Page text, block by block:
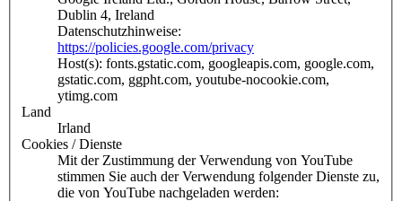
Dublin 4, Ireland
Datenschutzhinweise:
https://policies.google.com/privacy
Host(s): fonts.gstatic.com, googleapis.com, google.com,
gstatic.com, ggpht.com, youtube-nocookie.com,
ytimg.com
Land
Irland
Cookies / Dienste
Mit der Zustimmung der Verwendung von YouTube
stimmen Sie auch der Verwendung folgender Dienste zu,
die von YouTube nachgeladen werden: